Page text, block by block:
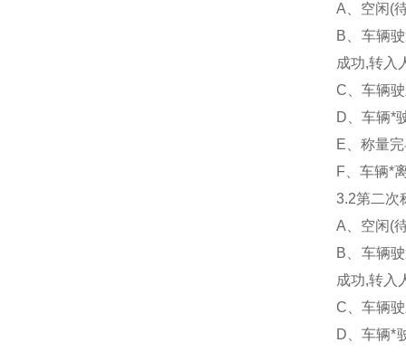
A、空闲(
B、车辆
成功,转入
C、车辆
D、车辆*
E、称量
F、车辆*
3.2第二次
A、空闲(
B、车辆
成功,转入
C、车辆
D、车辆*